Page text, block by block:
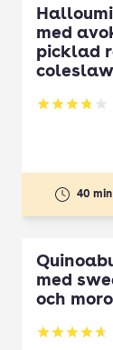
med
picklad
coleslaw
Betyg: 3.83
40 min
med
och
Betyg: 4.67